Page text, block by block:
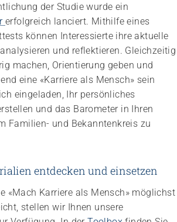
der Studie wurde ein
erfolgreich lanciert. Mithilfe eines
können Interessierte ihre aktuelle
und reflektieren. Gleichzeitig
machen, Orientierung geben und
eine «Karriere als Mensch» sein
eingeladen, Ihr persönliches
und das Barometer in Ihren
Familien- und Bekanntenkreis zu
entdecken und einsetzen
«Mach Karriere als Mensch» möglichst
stellen wir Ihnen unsere